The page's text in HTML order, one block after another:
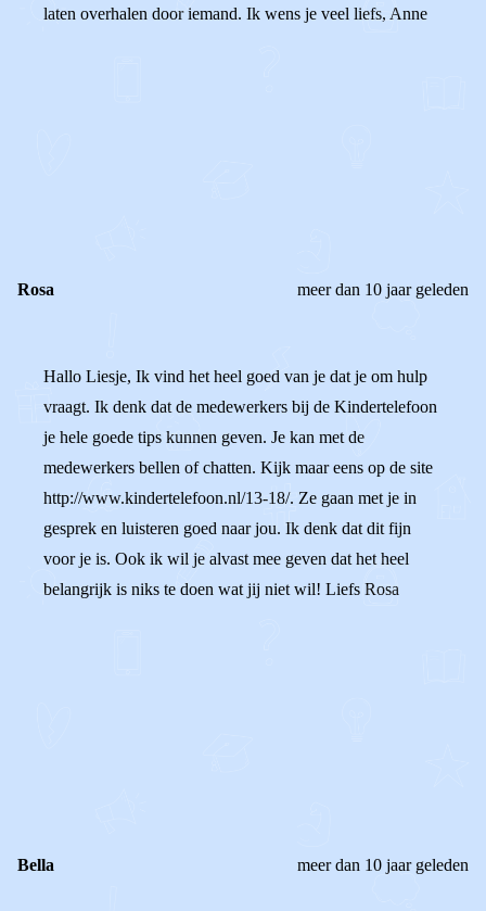
laten overhalen door iemand. Ik wens je veel liefs, Anne
Rosa meer dan 10 jaar geleden
Hallo Liesje, Ik vind het heel goed van je dat je om hulp
vraagt. Ik denk dat de medewerkers bij de Kindertelefoon
je hele goede tips kunnen geven. Je kan met de
medewerkers bellen of chatten. Kijk maar eens op de site
http://www.kindertelefoon.nl/13-18/. Ze gaan met je in
gesprek en luisteren goed naar jou. Ik denk dat dit fijn
voor je is. Ook ik wil je alvast mee geven dat het heel
belangrijk is niks te doen wat jij niet wil! Liefs Rosa
Bella meer dan 10 jaar geleden